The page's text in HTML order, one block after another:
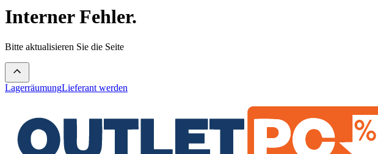
Interner Fehler.
Bitte aktualisieren Sie die Seite
LagerräumungLieferant werden